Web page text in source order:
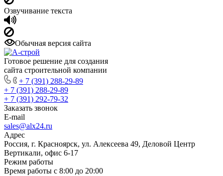
Озвучивание текста
Обычная версия сайта
Готовое решение для создания
сайта строительной компании
+ 7 (391) 288-29-89
+ 7 (391) 288-29-89
+ 7 (391) 292-79-32
Заказать звонок
E-mail
sales@alx24.ru
Адрес
Россия, г. Красноярск, ул. Алексеева 49, Деловой Центр
Вертикали, офис 6-17
Режим работы
Время работы с 8:00 до 20:00